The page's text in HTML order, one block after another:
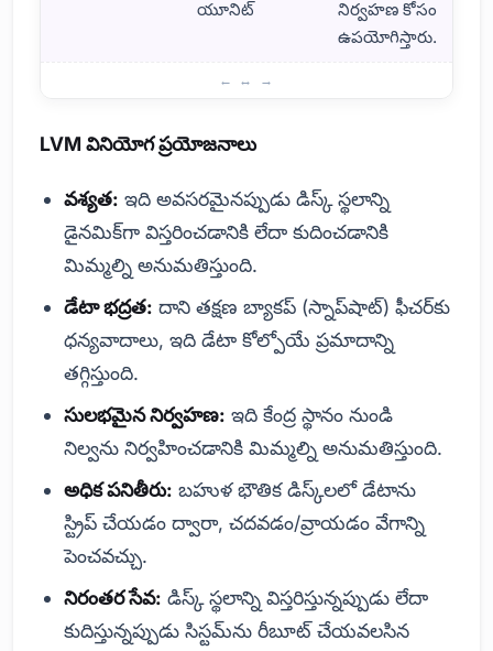
యూనిట్
నిర్వహణ కోసం
ఉపయోగిస్తారు.
LVM వినియోగ ప్రయోజనాలు
వశ్యత: ఇది అవసరమైనప్పుడు డిస్క్ స్థలాన్ని
డైనమిక్‌గా విస్తరించడానికి లేదా కుదించడానికి
మిమ్మల్ని అనుమతిస్తుంది.
డేటా భద్రత: దాని తక్షణ బ్యాకప్ (స్నాప్‌షాట్) ఫీచర్‌కు
ధన్యవాదాలు, ఇది డేటా కోల్పోయే ప్రమాదాన్ని
తగ్గిస్తుంది.
సులభమైన నిర్వహణ: ఇది కేంద్ర స్థానం నుండి
నిల్వను నిర్వహించడానికి మిమ్మల్ని అనుమతిస్తుంది.
అధిక పనితీరు: బహుళ భౌతిక డిస్క్‌లలో డేటాను
స్ట్రిప్ చేయడం ద్వారా, చదవడం/వ్రాయడం వేగాన్ని
పెంచవచ్చు.
నిరంతర సేవ: డిస్క్ స్థలాన్ని విస్తరిస్తున్నప్పుడు లేదా
కుదిస్తున్నప్పుడు సిస్టమ్‌ను రీబూట్ చేయవలసిన